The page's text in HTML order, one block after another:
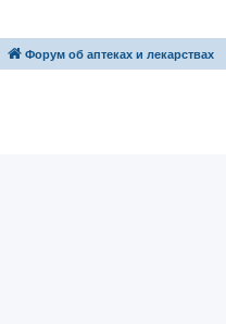
Форум об аптеках и лекарствах